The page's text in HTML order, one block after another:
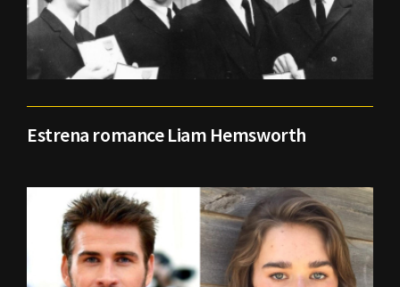
Estrena romance Liam Hemsworth